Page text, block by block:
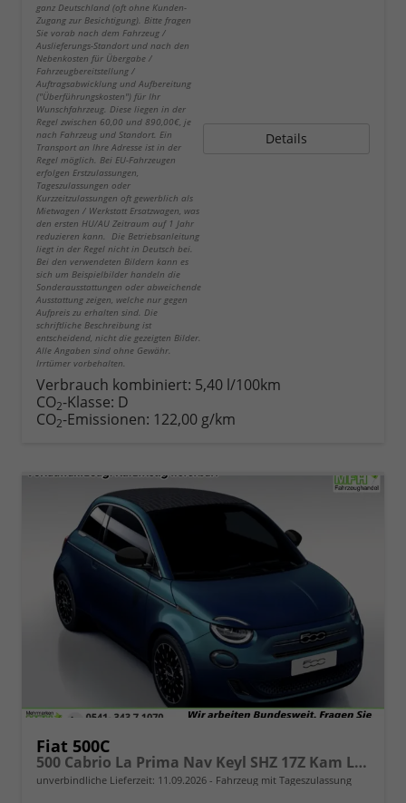
ganz Deutschland (oft ohne Kunden-
Zugang zur Besichtigung). Bitte fragen
Sie vorab nach dem Fahrzeug /
Auslieferungs-Standort und nach den
Nebenkosten für Übergabe /
Fahrzeugbereitstellung /
Auftragsabwicklung und Aufbereitung
("Überführungskosten") für Ihr
Wunschfahrzeug. Diese liegen in der
Regel zwischen 60,00 und 890,00€, je
nach Fahrzeug und Standort. Ein
Transport an Ihre Adresse ist in der
Regel möglich. Bei EU-Fahrzeugen
erfolgen Erstzulassungen,
Tageszulassungen oder
Kurzzeitzulassungen oft gewerblich als
Mietwagen / Werkstatt Ersatzwagen, was
den ersten HU/AU Zeitraum auf 1 Jahr
reduzieren kann. Die Betriebsanleitung
liegt in der Regel nicht in Deutsch bei.
Bei den verwendeten Bildern kann es
sich um Beispielbilder handeln die
Sonderausstattungen oder abweichende
Ausstattung zeigen, welche nur gegen
Aufpreis zu erhalten sind. Die
schriftliche Beschreibung ist
entscheidend, nicht die gezeigten Bilder.
Alle Angaben sind ohne Gewähr.
Irrtümer vorbehalten.
Details
Verbrauch kombiniert: 5,40 l/100km
CO2-Klasse: D
CO2-Emissionen: 122,00 g/km
Fiat 500C
500 Cabrio La Prima Nav Keyl SHZ 17Z Kam LED Car
unverbindliche Lieferzeit: 11.09.2026 Fahrzeug mit Tageszulassung